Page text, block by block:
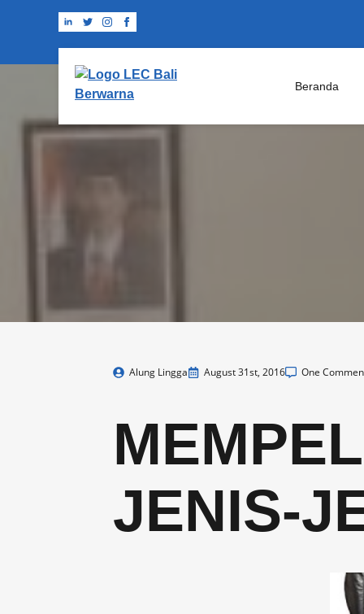
Beranda
Alung Lingga August 31st, 2016 One
JENIS-